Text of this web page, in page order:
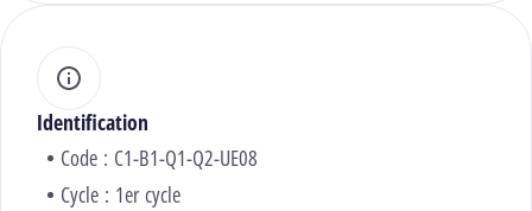
Identification
Code : C1-B1-Q1-Q2-UE08
Cycle : 1er cycle